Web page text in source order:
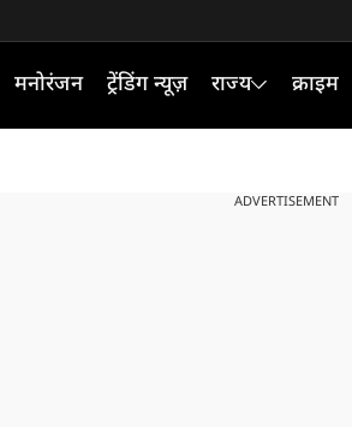
मनोरंजन ट्रेंडिंग न्यूज़ राज्य क्राइम
ADVERTISEMENT